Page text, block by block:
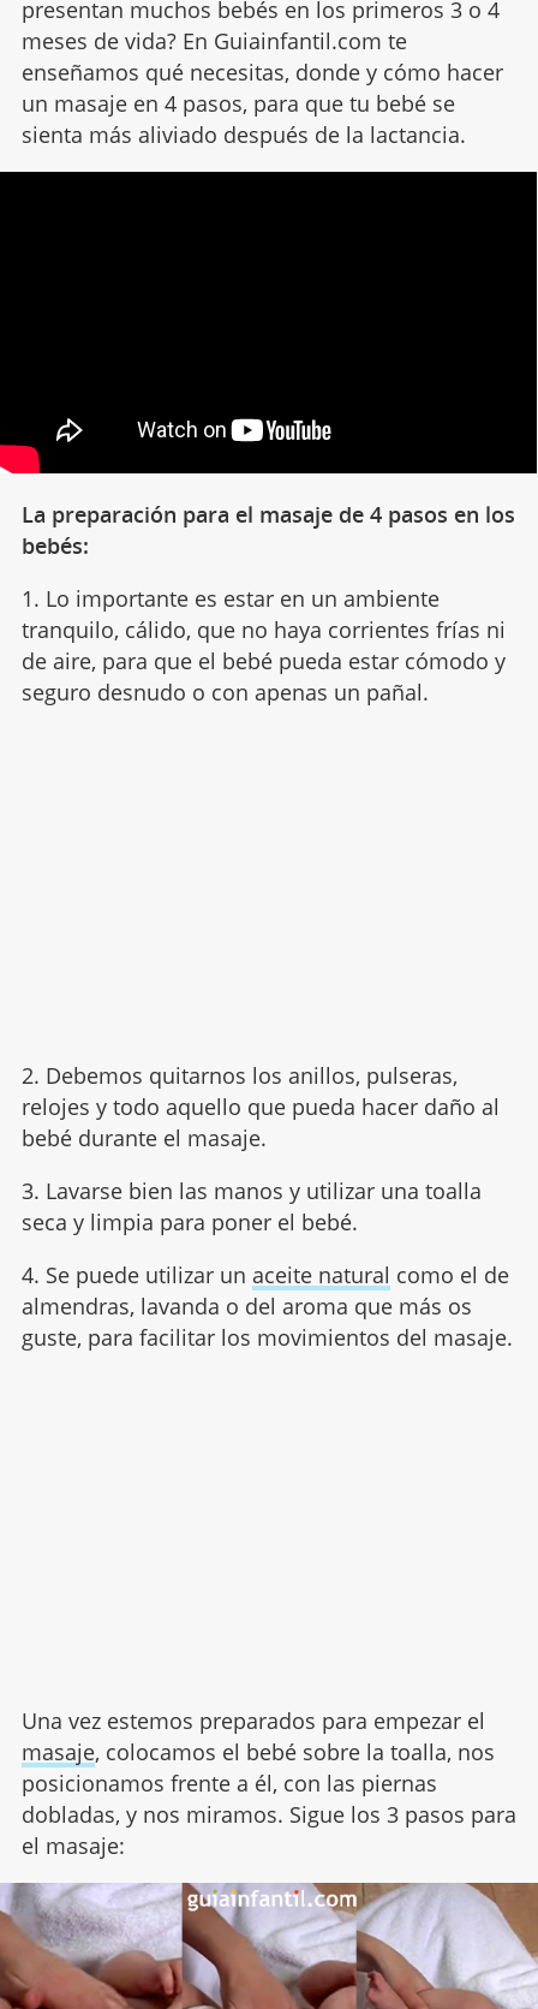
presentan muchos bebés en los primeros 3 o 4
meses de vida? En Guiainfantil.com te
enseñamos qué necesitas, donde y cómo hacer
un masaje en 4 pasos, para que tu bebé se
sienta más aliviado después de la lactancia.
La preparación para el masaje de 4 pasos en los
bebés:
1. Lo importante es estar en un ambiente
tranquilo, cálido, que no haya corrientes frías ni
de aire, para que el bebé pueda estar cómodo y
seguro desnudo o con apenas un pañal.
2. Debemos quitarnos los anillos, pulseras,
relojes y todo aquello que pueda hacer daño al
bebé durante el masaje.
3. Lavarse bien las manos y utilizar una toalla
seca y limpia para poner el bebé.
4. Se puede utilizar un aceite natural como el de
almendras, lavanda o del aroma que más os
guste, para facilitar los movimientos del masaje.
Una vez estemos preparados para empezar el
masaje, colocamos el bebé sobre la toalla, nos
posicionamos frente a él, con las piernas
dobladas, y nos miramos. Sigue los 3 pasos para
el masaje: